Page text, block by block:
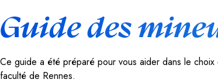
Guide des
Ce guide a été préparé pour vous aider dans le choix
faculté de Rennes.